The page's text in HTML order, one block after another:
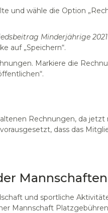
und wähle die Option
Minderjährige 2021
auf „Speichern“.
Markiere die
Rechnungen, da jetzt
dass das
Mannschaften
und sportliche
Mannschaft